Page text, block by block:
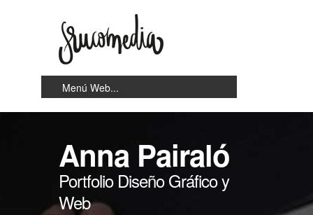
Anna Pairaló
Portfolio Diseño Gráfico y
Web